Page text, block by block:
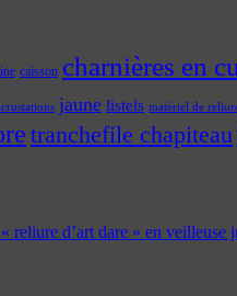
caisson charnières en
jaune listels matériel de
tranchefile chapiteau
d’art dare » en veilleuse